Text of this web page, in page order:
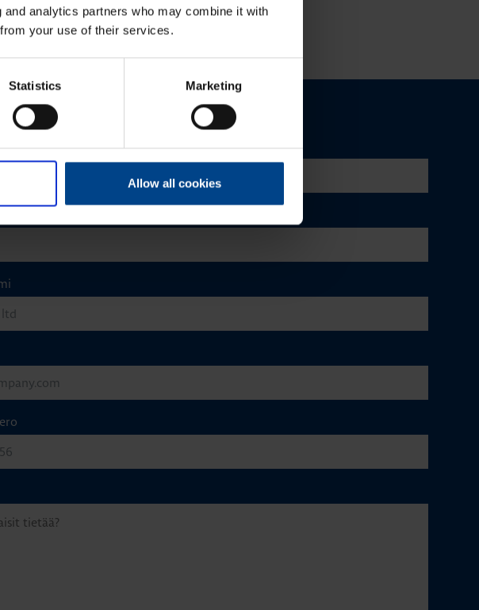
analytics partners who may combine it with
your use of their services.
Statistics Marketing
Allow all cookies